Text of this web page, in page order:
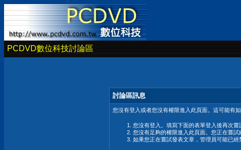
PCDVD數位科技討論區
討論區訊息
您沒有登入或者您沒有權限進入此頁面。這可能有
您沒有登入。填寫下面的表單登入後再次嘗
您沒有足夠的權限進入此頁面。您正在嘗
如果您正在嘗試發表文章，管理員可能已經